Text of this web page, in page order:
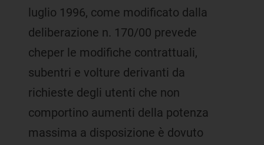
luglio 1996, come modificato dalla
deliberazione n. 170/00 prevede
cheper le modifiche contrattuali,
subentri e volture derivanti da
richieste degli utenti che non
comportino aumenti della potenza
massima a disposizione è dovuto